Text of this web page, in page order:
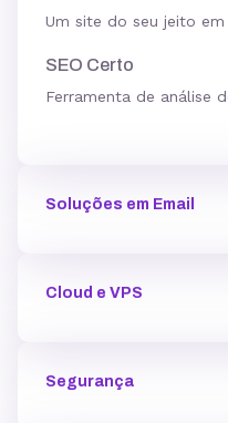
Um site do seu jeito
SEO Certo
Ferramenta de análise
Soluções em Email
SMTP Transacional
Cloud e VPS
Segurança